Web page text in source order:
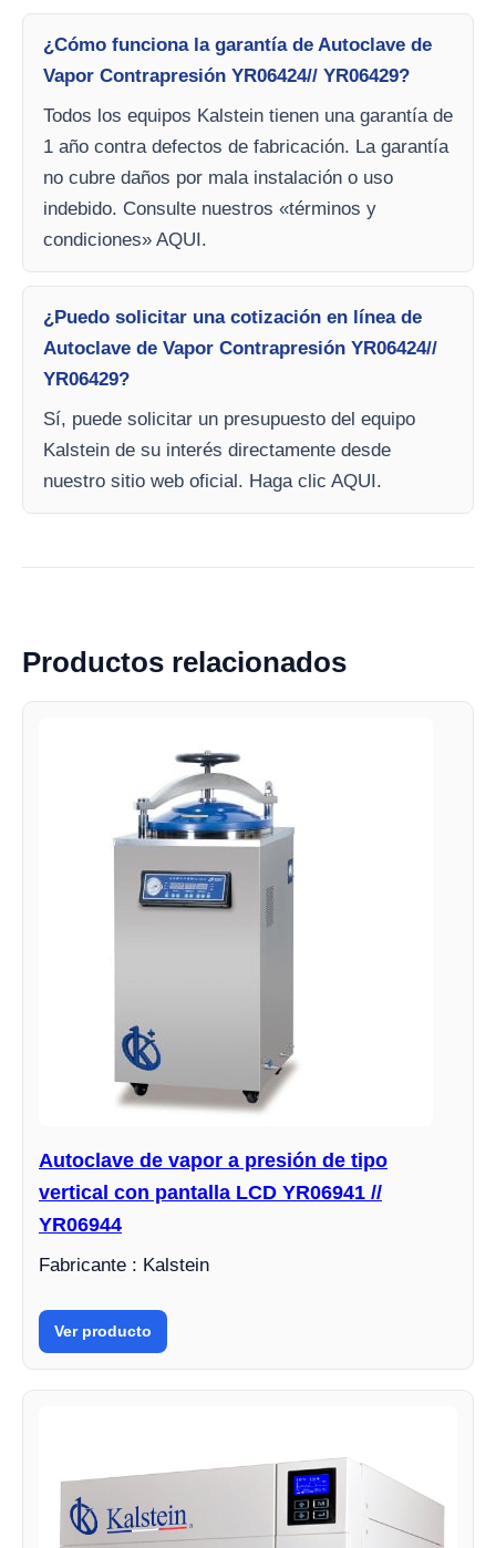
¿Cómo funciona la garantía de Autoclave de
Vapor Contrapresión YR06424// YR06429?
Todos los equipos Kalstein tienen una garantía de
1 año contra defectos de fabricación. La garantía
no cubre daños por mala instalación o uso
indebido. Consulte nuestros «términos y
condiciones» AQUI.
¿Puedo solicitar una cotización en línea de
Autoclave de Vapor Contrapresión YR06424//
YR06429?
Sí, puede solicitar un presupuesto del equipo
Kalstein de su interés directamente desde
nuestro sitio web oficial. Haga clic AQUI.
Productos relacionados
Autoclave de vapor a presión de tipo
vertical con pantalla LCD YR06941 //
YR06944
Fabricante : Kalstein
Ver producto